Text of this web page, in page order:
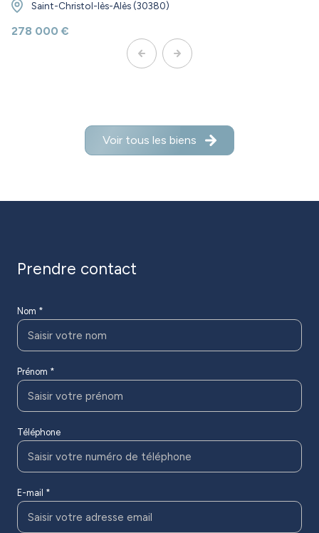
Saint-Christol-lès-Alès (30380)
278 000 €
Voir tous les biens
prendre contact
Nom *
Prénom *
Téléphone
E-mail *